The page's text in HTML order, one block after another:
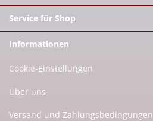
Service für Shop
Informationen
Cookie-Einstellungen
Über uns
Versand und Zahlungsbedingungen